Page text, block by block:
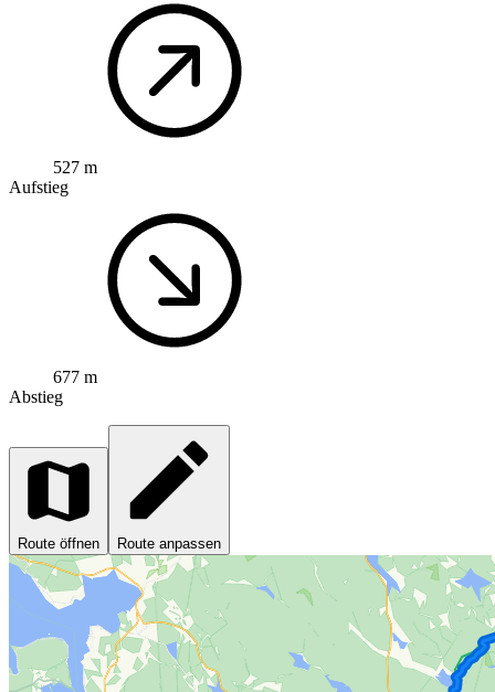
527 m
Aufstieg
677 m
Abstieg
Route öffnen Route anpassen